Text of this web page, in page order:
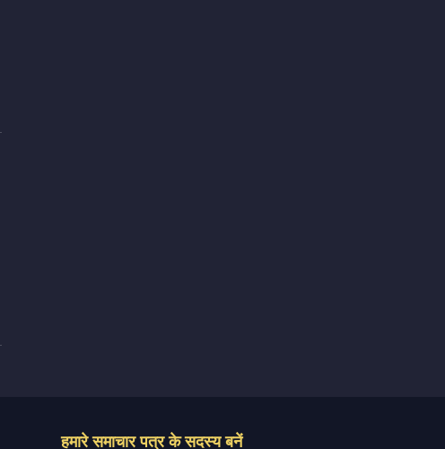
हमारे समाचार पत्र के सदस्य बनें